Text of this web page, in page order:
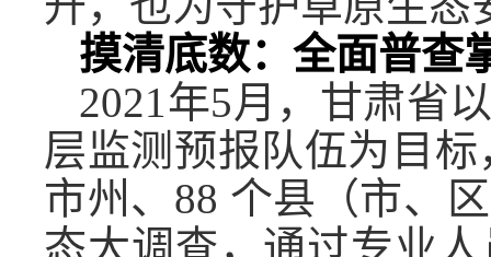
摸清底数：全面普查
2021年5月，甘肃省
层监测预报队伍为目
市州、88 个县（市、
态大调查，通过专业